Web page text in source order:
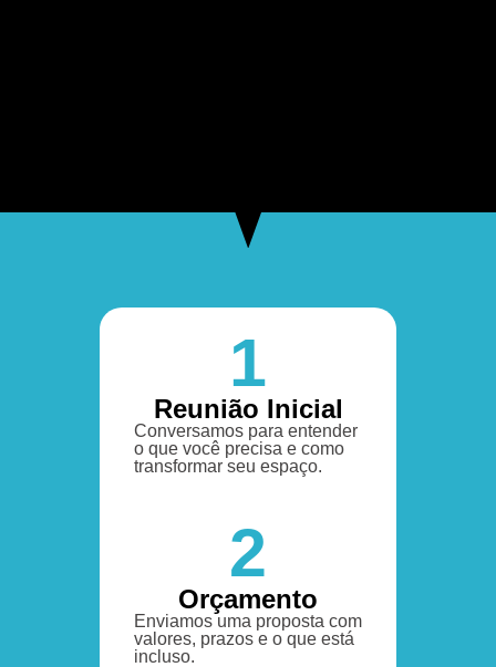
1
Reunião Inicial
Conversamos para entender
o que você precisa e como
transformar seu espaço.
2
Orçamento
Enviamos uma proposta com
valores, prazos e o que está
incluso.